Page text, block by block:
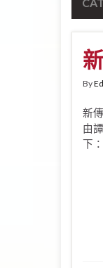
By
新
由
下：